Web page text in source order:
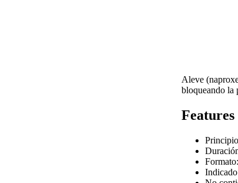
Aleve
bloqueando la
Features